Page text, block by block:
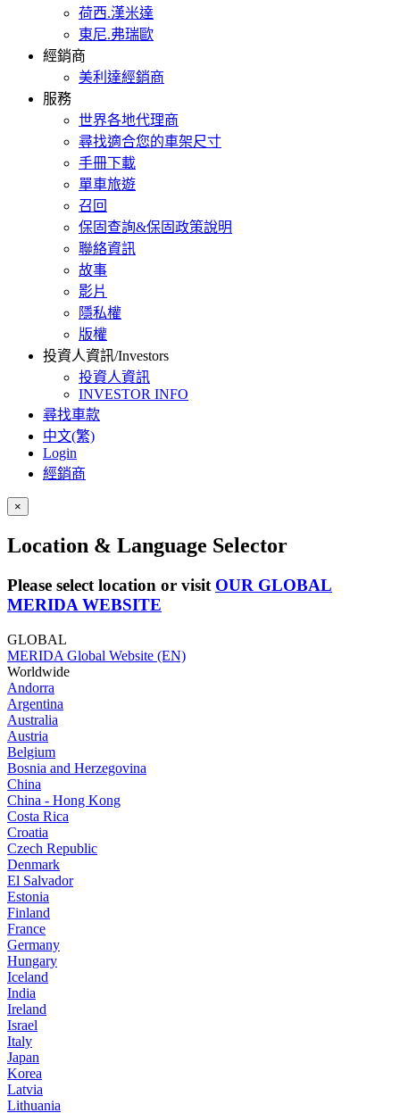
荷西.漢米達
東尼.弗瑞歐
經銷商
美利達經銷商
服務
世界各地代理商
尋找適合您的車架尺寸
手冊下載
單車旅遊
召回
保固查詢&保固政策說明
聯絡資訊
故事
影片
隱私權
版權
投資人資訊/Investors
投資人資訊
INVESTOR INFO
尋找車款
中文(繁)
Login
經銷商
×
Location & Language Selector
Please select location or visit OUR GLOBAL
MERIDA WEBSITE
GLOBAL
MERIDA Global Website (EN)
Worldwide
Andorra
Argentina
Australia
Austria
Belgium
Bosnia and Herzegovina
China
China - Hong Kong
Costa Rica
Croatia
Czech Republic
Denmark
El Salvador
Estonia
Finland
France
Germany
Hungary
Iceland
India
Ireland
Israel
Italy
Japan
Korea
Latvia
Lithuania